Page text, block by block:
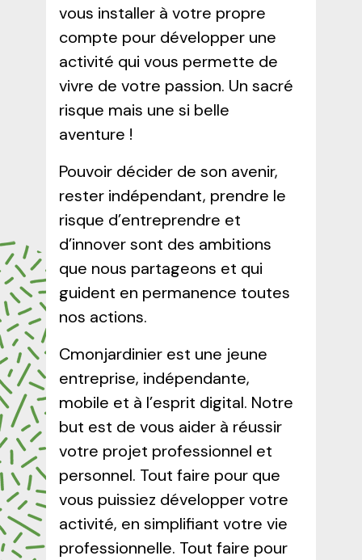
vous installer à votre propre
compte pour développer une
activité qui vous permette de
vivre de votre passion. Un sacré
risque mais une si belle
aventure !
Pouvoir décider de son avenir,
rester indépendant, prendre le
risque d’entreprendre et
d’innover sont des ambitions
que nous partageons et qui
guident en permanence toutes
nos actions.
Cmonjardinier est une jeune
entreprise, indépendante,
mobile et à l’esprit digital. Notre
but est de vous aider à réussir
votre projet professionnel et
personnel. Tout faire pour que
vous puissiez développer votre
activité, en simplifiant votre vie
professionnelle. Tout faire pour